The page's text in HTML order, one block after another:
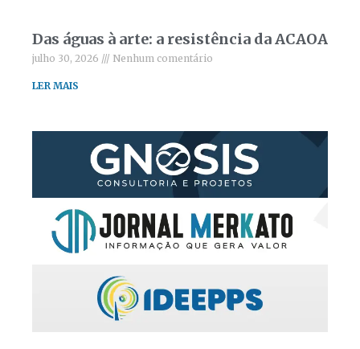
Das águas à arte: a resistência da ACAOA
julho 30, 2026 Nenhum comentário
LER MAIS